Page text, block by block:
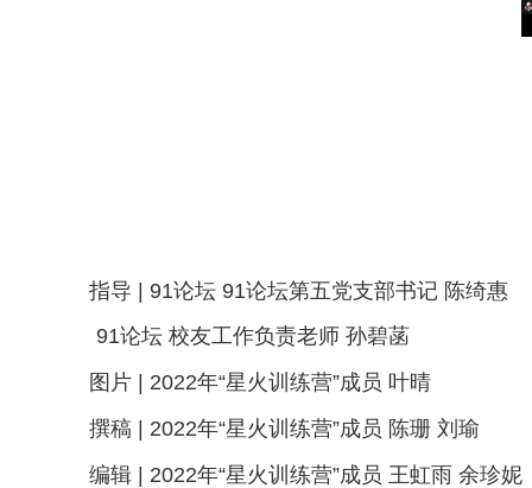
指导 | 91论坛 91论坛第五党支部书记 陈绮惠
91论坛 校友工作负责老师 孙碧菡
图片 | 2022年“星火训练营”成员 叶晴
撰稿 | 2022年“星火训练营”成员 陈珊 刘瑜
编辑 | 2022年“星火训练营”成员 王虹雨 余珍妮